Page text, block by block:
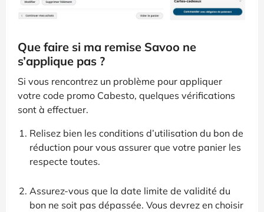
Que faire si ma remise Savoo ne
s’applique pas ?
Si vous rencontrez un problème pour appliquer
votre code promo Cabesto, quelques vérifications
sont à effectuer.
Relisez bien les conditions d’utilisation du bon de
réduction pour vous assurer que votre panier les
respecte toutes.
Assurez-vous que la date limite de validité du
bon ne soit pas dépassée. Vous devrez en choisir